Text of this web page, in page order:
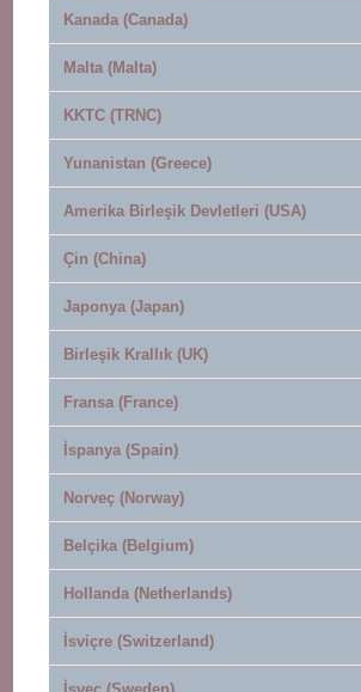
Kanada (Canada)
Malta (Malta)
KKTC (TRNC)
Yunanistan (Greece)
Amerika Birleşik Devletleri (USA)
Çin (China)
Japonya (Japan)
Birleşik Krallık (UK)
Fransa (France)
İspanya (Spain)
Norveç (Norway)
Belçika (Belgium)
Hollanda (Netherlands)
İsviçre (Switzerland)